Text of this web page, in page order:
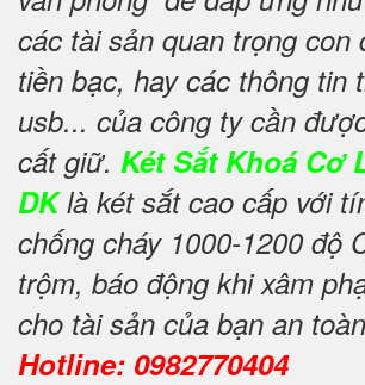
các tài sản quan trọng con
tiền bạc, hay các thông tin
usb... của công ty cần
cất giữ. Két Sắt Khoá Cơ
DKlà két sắt cao cấp với
chống cháy 1000-1200 độ
trộm, báo động khi xâm
cho tài sản của bạn an
Hotline: 0982770404